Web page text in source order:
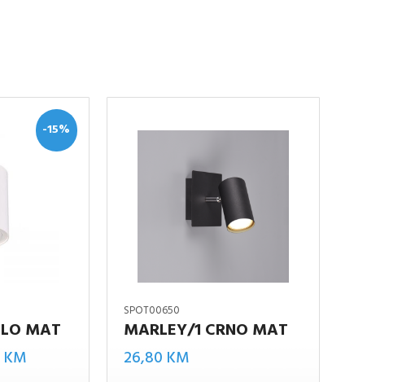
-15%
MAT
KMTrenutna
SPOT00650
MARLEY/1 CRNO MAT
26,80 KM
CRNO